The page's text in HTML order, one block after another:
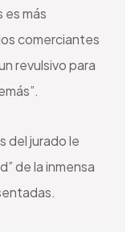
más
comerciantes
revulsivo para
del jurado le
de la inmensa